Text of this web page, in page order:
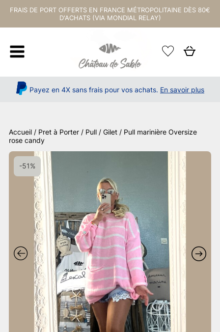
FRAIS DE PORT OFFERTS EN FRANCE MÉTROPOLITAINE DÈS 80€
D'ACHATS (VIA MONDIAL RELAY)
Payez en 4X sans frais pour vos achats. En savoir plus
Accueil / Pret à Porter / Pull / Gilet / Pull marinière Oversize
rose candy
-51%